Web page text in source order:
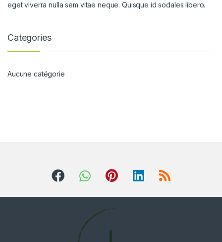
eget viverra nulla sem vitae neque. Quisque id sodales libero.
Categories
Aucune catégorie